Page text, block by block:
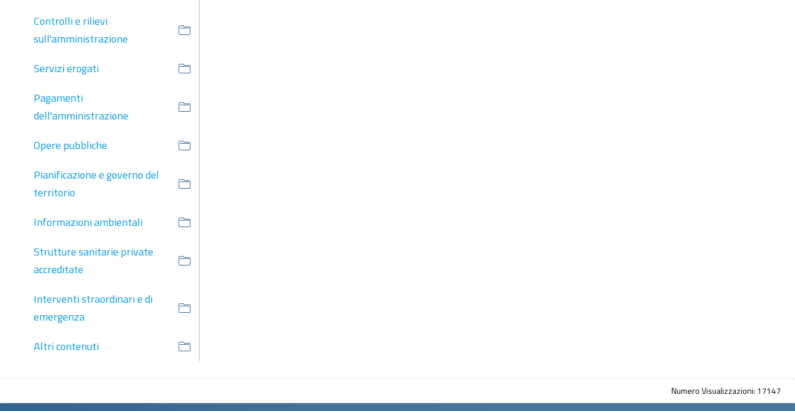
Controlli e rilievi
sull'amministrazione
Servizi erogati
Pagamenti
dell'amministrazione
Opere pubbliche
Pianificazione e governo del
territorio
Informazioni ambientali
Strutture sanitarie private
accreditate
Interventi straordinari e di
emergenza
Altri contenuti
Numero Visualizzazioni: 17147